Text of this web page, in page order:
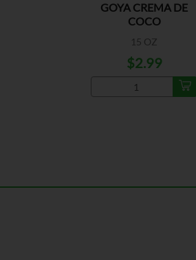
GOYA CREMA DE
COCO
15 OZ
$2.99